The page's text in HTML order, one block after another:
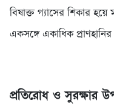
বিষাক্ত গ্যাসের শিকার
একসঙ্গে একাধিক
প্রতিরোধ ও সুরক্ষার